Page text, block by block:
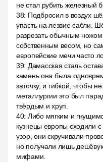
не стал рубить железный
38: Подбросил в воздух
упасть на лезвие сабли.
разрезать обычным
собственным весом, но
европейские мечи часто
39: Дамасская сталь
камень она была
заточку, и гибкой, чтобы
металлургии это был
твёрдым и хруп.
40: Либо мягким и
кузнецы европы сходили
узор, они скручивали
но получали лишь
мифами.